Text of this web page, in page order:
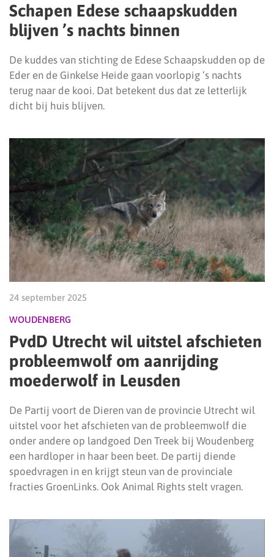
Schapen Edese schaapskudden
blijven ’s nachts binnen
De kuddes van stichting de Edese Schaapskudden op de
Eder en de Ginkelse Heide gaan voorlopig ’s nachts
terug naar de kooi. Dat betekent dus dat ze letterlijk
dicht bij huis blijven.
24 september 2025
WOUDENBERG
PvdD Utrecht wil uitstel afschieten
probleemwolf om aanrijding
moederwolf in Leusden
De Partij voort de Dieren van de provincie Utrecht wil
uitstel voor het afschieten van de probleemwolf die
onder andere op landgoed Den Treek bij Woudenberg
een hardloper in haar been beet. De partij diende
spoedvragen in en krijgt steun van de provinciale
fracties GroenLinks. Ook Animal Rights stelt vragen.